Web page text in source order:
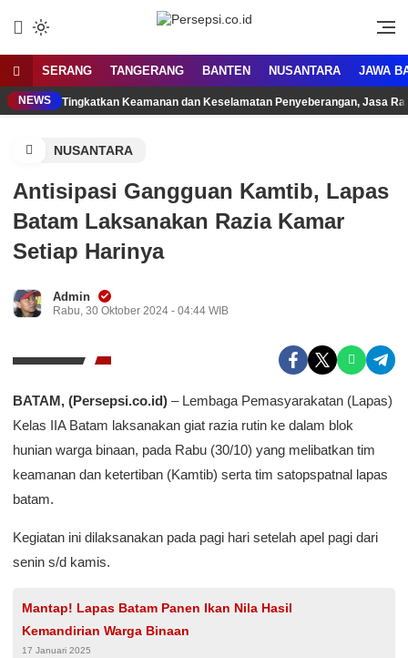
SERANG TANGERANG BANTEN NUSANTARA JAWA
NEWS Tingkatkan Keamanan dan Keselamatan Penyeberangan, Jasa
NUSANTARA
Antisipasi Gangguan Kamtib, Lapas
Batam Laksanakan Razia Kamar
Setiap Harinya
Admin
Rabu, 30 Oktober 2024 - 04:44 WIB
BATAM, (Persepsi.co.id) – Lembaga Pemasyarakatan (Lapas)
Kelas IIA Batam laksanakan giat razia rutin ke dalam blok
hunian warga binaan, pada Rabu (30/10) yang melibatkan tim
keamanan dan ketertiban (Kamtib) serta tim satopspatnal lapas
batam.
Kegiatan ini dilaksanakan pada pagi hari setelah apel pagi dari
senin s/d kamis.
Mantap! Lapas Batam Panen Ikan Nila Hasil
Kemandirian Warga Binaan
17 Januari 2025